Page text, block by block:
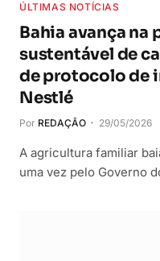
ÚLTIMAS NOTÍCIAS
Bahia avança na
sustentável de
de protocolo de
Nestlé
Por REDAÇÃO 29/05/2026
A agricultura familiar
uma vez pelo Governo